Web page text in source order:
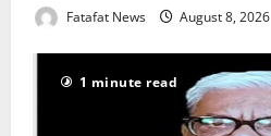
Fatafat News August 8, 2026
1 minute read